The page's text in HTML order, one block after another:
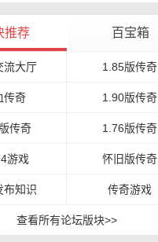
推荐 百宝箱
流大厅 1.85版传奇
传奇 1.90版传奇
传奇 1.76版传奇
游戏 怀旧版传奇
布知识 传奇游戏
查看所有论坛版块>>